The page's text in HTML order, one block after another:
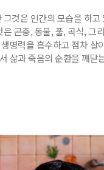
것은 인간의 모습을 하고
곤충, 동물, 풀, 곡식, 그
명력을 흡수하고 점차 살
삶과 죽음의 순환을 깨닫